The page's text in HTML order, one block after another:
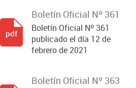
Boletín Oficial Nº 361
Boletín Oficial Nº 361
publicado el día 12 de
febrero de 2021
pdf
Boletín Oficial Nº 363